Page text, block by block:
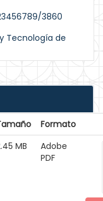
3860
Tecnología de
Formato
MB
Adobe
PDF